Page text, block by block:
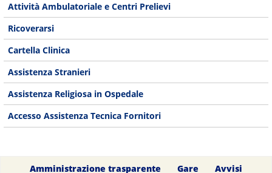
Attività Ambulatoriale e Centri Prelievi
Ricoverarsi
Cartella Clinica
Assistenza Stranieri
Assistenza Religiosa in Ospedale
Accesso Assistenza Tecnica Fornitori
Amministrazione trasparente Gare Avvisi